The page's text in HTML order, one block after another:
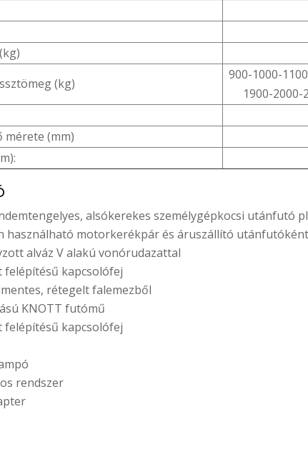
(kg)
900-1000-
1900-2000-
mérete (mm)
alsókerekes személygépkocsi utánfutó
használható motorkerékpár és áruszállító
alváz V alakú vonórudazattal
felépítésű kapcsolófej
rétegelt falemezből
KNOTT futómű
felépítésű kapcsolófej
rendszer